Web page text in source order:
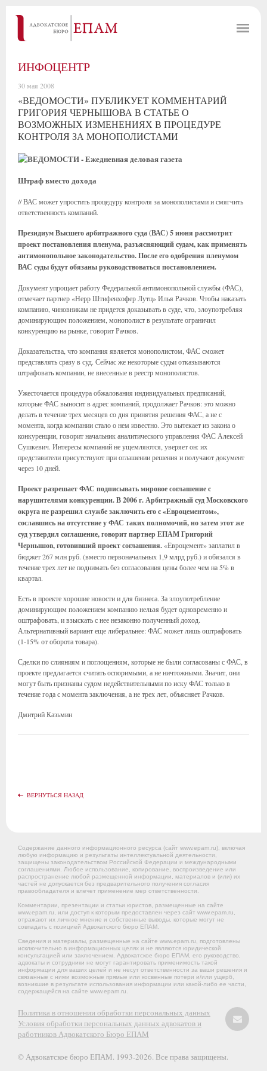
ИНФОЦЕНТР
30 мая 2008
«ВЕДОМОСТИ» ПУБЛИКУЕТ КОММЕНТАРИЙ
ГРИГОРИЯ ЧЕРНЫШОВА В СТАТЬЕ О
ВОЗМОЖНЫХ ИЗМЕНЕНИЯХ В ПРОЦЕДУРЕ
КОНТРОЛЯ ЗА МОНОПОЛИСТАМИ
Штраф вместо дохода
// ВАС может упростить процедуру контроля за монополистами и смягчить
ответственность компаний.
Президиум Высшего арбитражного суда (ВАС) 5 июня рассмотрит
проект постановления пленума, разъясняющий судам, как применять
антимонопольное законодательство. После его одобрения пленумом
ВАС суды будут обязаны руководствоваться постановлением.
Документ упрощает работу Федеральной антимонопольной службы (ФАС),
отмечает партнер «Нерр Штифенхофер Лутц» Илья Рачков. Чтобы наказать
компанию, чиновникам не придется доказывать в суде, что, злоупотребляя
доминирующим положением, монополист в результате ограничил
конкуренцию на рынке, говорит Рачков.
Доказательства, что компания является монополистом, ФАС сможет
представлять сразу в суд. Сейчас же некоторые судьи отказываются
штрафовать компании, не внесенные в реестр монополистов.
Ужесточается процедура обжалования индивидуальных предписаний,
которые ФАС выносит в адрес компаний, продолжает Рачков: это можно
делать в течение трех месяцев со дня принятия решения ФАС, а не с
момента, когда компании стало о нем известно. Это вытекает из закона о
конкуренции, говорит начальник аналитического управления ФАС Алексей
Сушкевич. Интересы компаний не ущемляются, уверяет он: их
представители присутствуют при оглашении решения и получают документ
через 10 дней.
Проект разрешает ФАС подписывать мировое соглашение с
нарушителями конкуренции. В 2006 г. Арбитражный суд Московского
округа не разрешил службе заключить его с «Евроцементом»,
сославшись на отсутствие у ФАС таких полномочий, но затем этот же
суд утвердил соглашение, говорит партнер ЕПАМ Григорий
Чернышов, готовивший проект соглашения. «Евроцемент» заплатил в
бюджет 267 млн руб. (вместо первоначальных 1,9 млрд руб.) и обязался в
течение трех лет не поднимать без согласования цены более чем на 5% в
квартал.
Есть в проекте хорошие новости и для бизнеса. За злоупотребление
доминирующим положением компанию нельзя будет одновременно и
оштрафовать, и взыскать с нее незаконно полученный доход.
Альтернативный вариант еще либеральнее: ФАС может лишь оштрафовать
(1-15% от оборота товара).
Сделки по слияниям и поглощениям, которые не были согласованы с ФАС, в
проекте предлагается считать оспоримыми, а не ничтожными. Значит, они
могут быть признаны судом недействительными по иску ФАС только в
течение года с момента заключения, а не трех лет, объясняет Рачков.
Дмитрий Казьмин
ВЕРНУТЬСЯ НАЗАД
Содержание данного информационного ресурса (сайт www.epam.ru), включая
любую информацию и результаты интеллектуальной деятельности,
защищены законодательством Российской Федерации и международными
соглашениями. Любое использование, копирование, воспроизведение или
распространение любой размещенной информации, материалов и (или) их
частей не допускается без предварительного получения согласия
правообладателя и влечет применение мер ответственности.
Комментарии, презентации и статьи юристов, размещенные на сайте
www.epam.ru, или доступ к которым предоставлен через сайт www.epam.ru,
отражают их личное мнение и собственные выводы, которые могут не
совпадать с позицией Адвокатского бюро ЕПАМ.
Сведения и материалы, размещенные на сайте www.epam.ru, подготовлены
исключительно в информационных целях и не являются юридической
консультацией или заключением. Адвокатское бюро ЕПАМ, его руководство,
адвокаты и сотрудники не могут гарантировать применимость такой
информации для ваших целей и не несут ответственности за ваши решения и
связанные с ними возможные прямые или косвенные потери и/или ущерб,
возникшие в результате использования информации или какой-либо ее части,
содержащейся на сайте www.epam.ru.
Политика в отношении обработки персональных данных
Условия обработки персональных данных адвокатов и
работников Адвокатского Бюро ЕПАМ
© Адвокатское бюро ЕПАМ. 1993-2026. Все права защищены.